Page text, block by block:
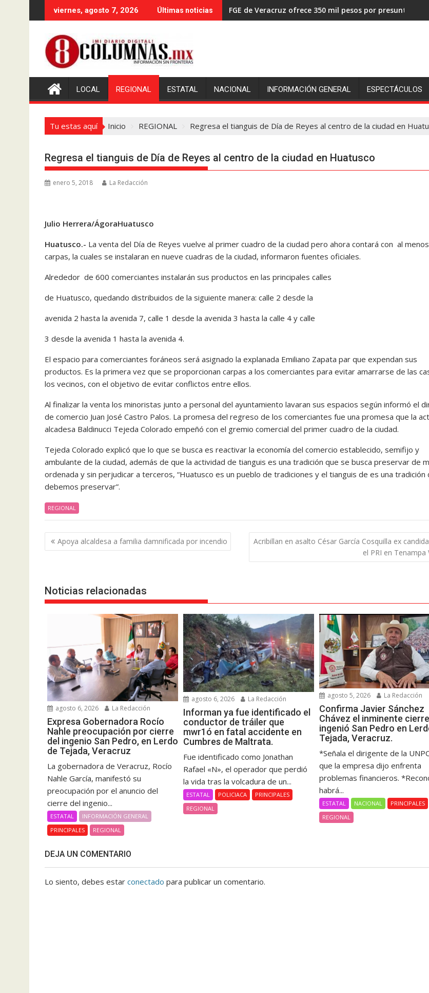
al
viernes, agosto 7, 2026 Últimas noticias FGE de Veracruz ofrece 350 mil pesos por presuntos
LOCAL REGIONAL ESTATAL NACIONAL INFORMACIÓN GENERAL ESPECTÁCULOS
Tu estas aquí Inicio REGIONAL Regresa el tianguis de Día de Reyes al centro de la ciudad en
Regresa el tianguis de Día de Reyes al centro de la ciudad en Huatusco
enero 5, 2018 La Redacción
Julio Herrera/ÁgoraHuatusco
Huatusco.- La venta del Día de Reyes vuelve al primer cuadro de la ciudad pero ahora contará con al
carpas, la cuales se instalaran en nueve cuadras de la ciudad, informaron fuentes oficiales.
Alrededor de 600 comerciantes instalarán sus productos en las principales calles
de Huatusco, quedando distribuidos de la siguiente manera: calle 2 desde la
avenida 2 hasta la avenida 7, calle 1 desde la avenida 3 hasta la calle 4 y calle
3 desde la avenida 1 hasta la avenida 4.
El espacio para comerciantes foráneos será asignado la explanada Emiliano Zapata par que expendan sus
productos. Es la primera vez que se proporcionan carpas a los comerciantes para evitar amarrarse de las
los vecinos, con el objetivo de evitar conflictos entre ellos.
Al finalizar la venta los minoristas junto a personal del ayuntamiento lavaran sus espacios según informó el
de comercio Juan José Castro Palos. La promesa del regreso de los comerciantes fue una promesa que la
alcadesa Baldinucci Tejeda Colorado empeñó con el gremio comercial del primer cuadro de la ciudad.
Tejeda Colorado explicó que lo que se busca es reactivar la economía del comercio establecido, semifijo y
ambulante de la ciudad, además de que la actividad de tianguis es una tradición que se busca preservar de
ordenada y sin perjudicar a terceros, “Huatusco es un pueblo de tradiciones y el tianguis de es una tradición
debemos preservar”.
REGIONAL
Navegación
de
Apoya alcaldesa a familia damnificada por incendio
Acribillan en asalto César García Cosquilla ex
el PRI en Tenampa
Noticias relacionadas
agosto 6, 2026 La Redacción
Expresa Gobernadora Rocío
Nahle preocupación por cierre
del ingenio San Pedro, en Lerdo
de Tejada, Veracruz
La gobernadora de Veracruz, Rocío
Nahle García, manifestó su
preocupación por el anuncio del
cierre del ingenio...
ESTATAL
INFORMACIÓN GENERAL
PRINCIPALES
REGIONAL
agosto 6, 2026 La Redacción
Informan ya fue identificado el
conductor de tráiler que
mwr1ó en fatal accidente en
Cumbres de Maltrata.
Fue identificado como Jonathan
Rafael «N», el operador que perdió
la vida tras la volcadura de un...
ESTATAL POLICIACA
PRINCIPALES
REGIONAL
agosto 5, 2026 La Redacción
Confirma Javier Sánchez
Chávez el inminente
ingenió San Pedro en
Tejada, Veracruz.
*Señala el dirigente de la
que la empresa dijo enfrenta
problemas financieros.
habrá...
ESTATAL NACIONAL
PRINCIPALES
REGIONAL
DEJA UN COMENTARIO
Lo siento, debes estar conectado para publicar un comentario.